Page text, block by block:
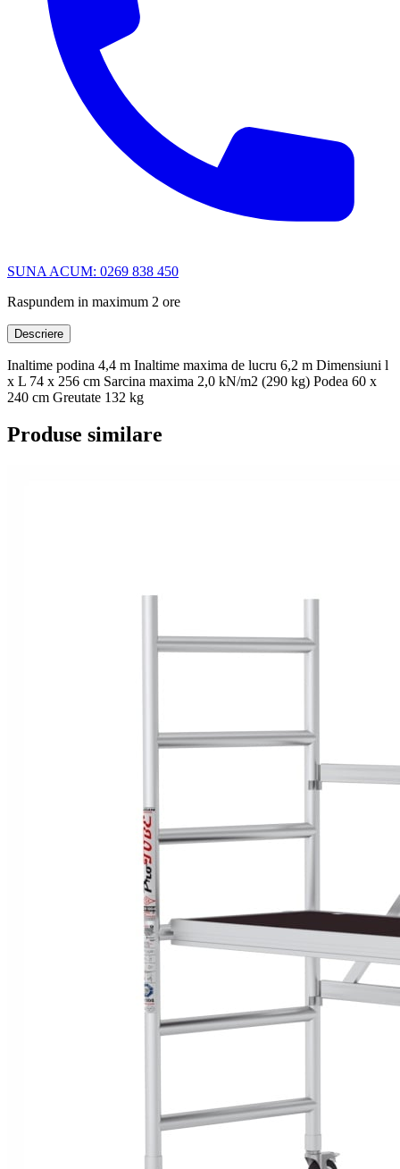
SUNA ACUM: 0269 838 450
Raspundem in maximum 2 ore
Descriere
Inaltime podina 4,4 m Inaltime maxima de lucru 6,2 m Dimensiuni l
x L 74 x 256 cm Sarcina maxima 2,0 kN/m2 (290 kg) Podea 60 x
240 cm Greutate 132 kg
Produse similare